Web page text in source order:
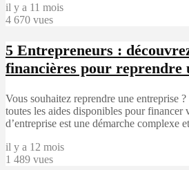
il y a 11 mois
4 670 vues
5 Entrepreneurs :
financières pour reprendre
Vous souhaitez reprendre une entreprise
toutes les aides disponibles pour financer
d’entreprise est une démarche complexe
il y a 12 mois
1 489 vues